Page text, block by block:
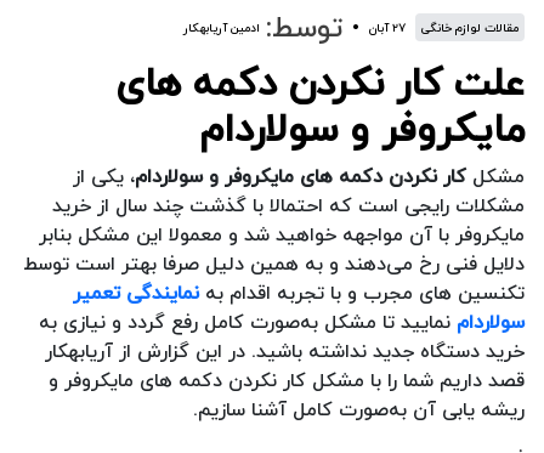
مقالات لوازم خانگی ۲۷ آبان توسط: ادمین آریابهکار
علت کار نکردن دکمه های
مایکروفر و سولاردام
مشکلکار نکردن دکمه های مایکروفر و سولاردام، یکی از
مشکلات رایجی است که احتمالا با گذشت چند سال از خرید
مایکروفر با آن مواجهه خواهید شد و معمولا این مشکل بنابر
دلایل فنی رخ می‌دهند و به همین دلیل صرفا بهتر است توسط
تکنسین های مجرب و با تجربه اقدام بهنمایندگی تعمیر
سولاردام نمایید تا مشکل به‌صورت کامل رفع گردد و نیازی به
خرید دستگاه جدید نداشته باشید. در این گزارش از آریابهکار
قصد داریم شما را با مشکل کار نکردن دکمه های مایکروفر و
ریشه یابی آن به‌صورت کامل آشنا سازیم.